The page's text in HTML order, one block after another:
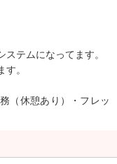
テムになってます。
。
（休憩あり）・フレッ